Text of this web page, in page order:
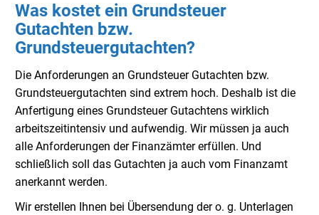
Was kostet ein Grundsteuer
Gutachten bzw.
Grundsteuergutachten?
Die Anforderungen an Grundsteuer Gutachten bzw.
Grundsteuergutachten sind extrem hoch. Deshalb ist die
Anfertigung eines Grundsteuer Gutachtens wirklich
arbeitszeitintensiv und aufwendig. Wir müssen ja auch
alle Anforderungen der Finanzämter erfüllen. Und
schließlich soll das Gutachten ja auch vom Finanzamt
anerkannt werden.
Wir erstellen Ihnen bei Übersendung der o. g. Unterlagen